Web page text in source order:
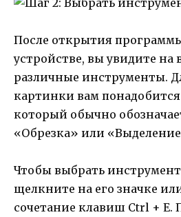
После открытия
устройстве, вы увидите на
различные инструменты.
картинки вам
который обычно
«Обрезка» или
Чтобы выбрать
щелкните на его значке
сочетание клавиш Ctrl + E.